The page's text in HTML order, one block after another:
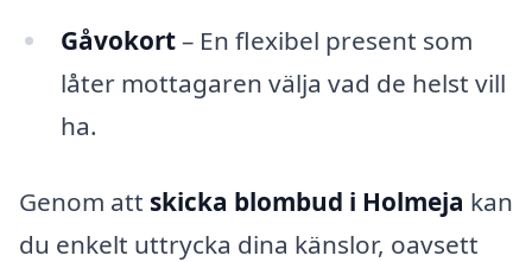
Gåvokort– En flexibel present som
låter mottagaren välja vad de helst vill
ha.
Genom att skicka blombud i Holmeja kan
du enkelt uttrycka dina känslor, oavsett